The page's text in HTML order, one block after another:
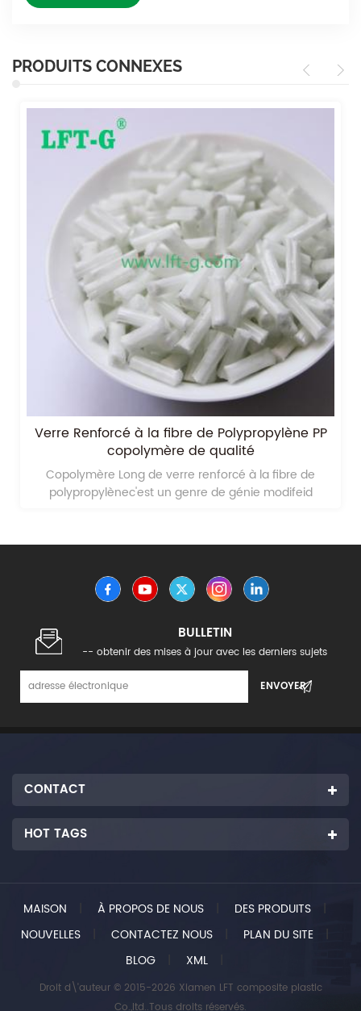
PRODUITS CONNEXES
copolymère long polypropylène renforcé de
fibre de verre pp
copolymère long de polypropylène renforcé de fibre
de verreest un type de matériau plastique d'ingénierie
BULLETIN
-- obtenir des mises à jour avec les derniers sujets
CONTACT
HOT TAGS
MAISON À PROPOS DE NOUS DES PRODUITS
|
NOUVELLES
CONTACTEZ NOUS PLAN DU SITE
BLOG
XML
Droit d\'auteur © 2015-2026 Xiamen LFT composite plastic
Co.,ltd..Tous droits réservés.